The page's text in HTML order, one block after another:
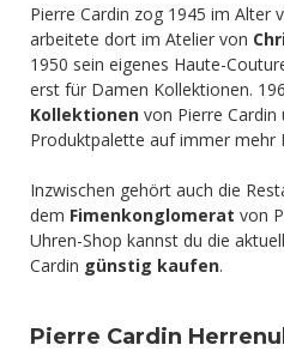
Pierre Cardin zog 1945 im Alter
arbeitete dort im Atelier von
1950 sein eigenes Haute-
erst für Damen Kollektionen.
Kollektionen von Pierre
Produktpalette auf immer mehr
Inzwischen gehört auch die
dem Fimenkonglomerat von
Uhren-Shop kannst du die
Cardin günstig kaufen.
Pierre Cardin